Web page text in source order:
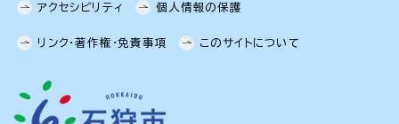
アクセシビリティ 個人情報の保護
リンク・著作権・免責事項 このサイトについて